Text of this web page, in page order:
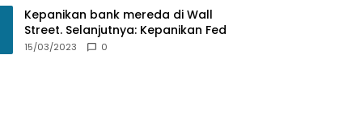
Kepanikan bank mereda di Wall
Street. Selanjutnya: Kepanikan Fed
15/03/2023 0